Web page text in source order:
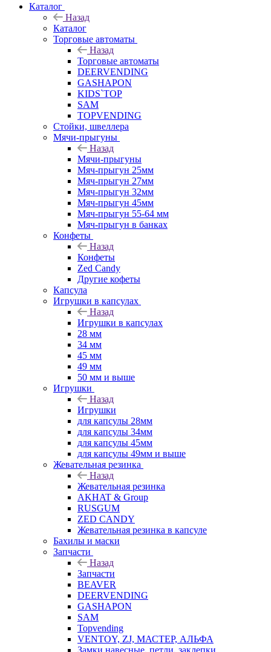
Каталог
Назад
Каталог
Торговые автоматы
Назад
Торговые автоматы
DEERVENDING
GASHAPON
KIDS`TOP
SAM
TOPVENDING
Стойки, швеллера
Мячи-прыгуны
Назад
Мячи-прыгуны
Мяч-прыгун 25мм
Мяч-прыгун 27мм
Мяч-прыгун 32мм
Мяч-прыгун 45мм
Мяч-прыгун 55-64 мм
Мяч-прыгун в банках
Конфеты
Назад
Конфеты
Zed Candy
Другие кофеты
Капсула
Игрушки в капсулах
Назад
Игрушки в капсулах
28 мм
34 мм
45 мм
49 мм
50 мм и выше
Игрушки
Назад
Игрушки
для капсулы 28мм
для капсулы 34мм
для капсулы 45мм
для капсулы 49мм и выше
Жевательная резинка
Назад
Жевательная резинка
AKHAT & Group
RUSGUM
ZED CANDY
Жевательная резинка в капсуле
Бахилы и маски
Запчасти
Назад
Запчасти
BEAVER
DEERVENDING
GASHAPON
SAM
Topvending
VENTOY, ZJ, МАСТЕР, АЛЬФА
Замки навесные, петли, заклепки